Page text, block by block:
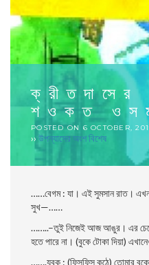
ক্রীতদাসের
শওকত
POSTED ON 6 OCTOBER,
›› উপন্যাসের অংশ বিশেষ
……বেগম : যা। এই সুমসান রাত। এখন
সুখ—……
……..–তুই নিজেই আজ আঙুর। এর চেয়ে
হতে পারে না। (বুকে টোকা দিয়া)
…….যুবক : (ফিস্‌ফিস্ কন্ঠে) তোমার